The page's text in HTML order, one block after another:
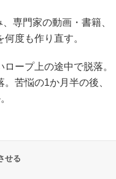
専門家の動画・書籍、
度も作り直す。
ープ上の途中で脱落。
苦悩の1か月半の後、
せる